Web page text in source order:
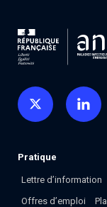
Pratique
Lettre d’information
Offres d’emploi